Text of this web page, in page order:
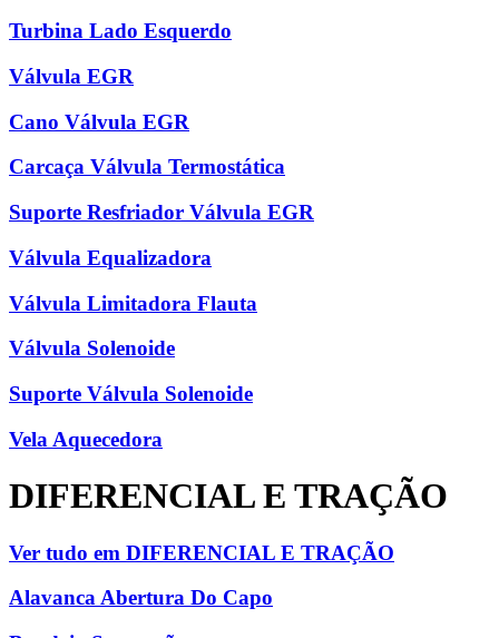
Turbina Lado Esquerdo
Válvula EGR
Cano Válvula EGR
Carcaça Válvula Termostática
Suporte Resfriador Válvula EGR
Válvula Equalizadora
Válvula Limitadora Flauta
Válvula Solenoide
Suporte Válvula Solenoide
Vela Aquecedora
DIFERENCIAL E TRAÇÃO
Ver tudo em DIFERENCIAL E TRAÇÃO
Alavanca Abertura Do Capo